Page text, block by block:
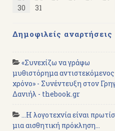
30
31
Δημοφιλείς αναρτήσεις
«Συνεχίζω να γράφω
μυθιστόρημα
χρόνο» - Συνέντευξη στον
Δανιήλ - thebook.gr
...Η λογοτεχνία είναι
μια αισθητική πρόκληση...